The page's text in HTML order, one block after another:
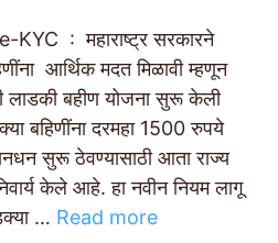
: महाराष्ट्र सरकारने
आर्थिक मदत मिळावी म्हणून
लाडकी बहीण योजना सुरू केली
बहिणींना दरमहा 1500 रुपये
सुरू ठेवण्यासाठी आता राज्य
केले आहे. हा नवीन नियम लागू
… Read more